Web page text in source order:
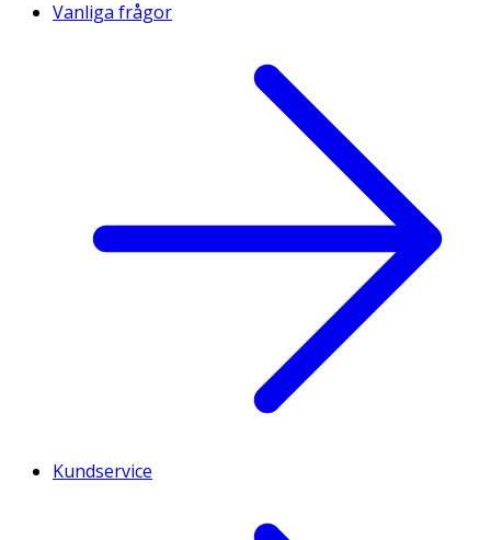
Vanliga frågor
Kundservice